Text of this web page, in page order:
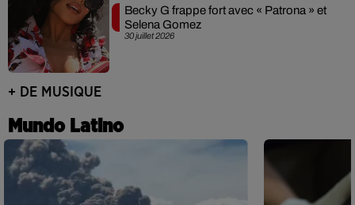
30 juillet 2026
Becky G frappe fort avec « Patrona » et
Selena Gomez
+ DE MUSIQUE
Mundo Latino